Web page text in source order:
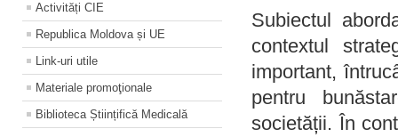
Activități CIE
Republica Moldova și UE
Link-uri utile
Materiale promoţionale
Biblioteca Științifică Medicală
Subiectul
contextul
important,
pentru
societății. În